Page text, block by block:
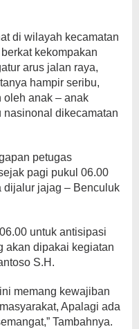
di wilayah kecamatan
kekompakan
arus jalan raya,
hampir seribu,
oleh anak – anak
dikecamatan
petugas
pagi pukul 06.00
dijalur jajag – Benculuk
untuk antisipasi
akan dipakai kegiatan
S.H.
memang kewajiban
Apalagi ada
Tambahnya.